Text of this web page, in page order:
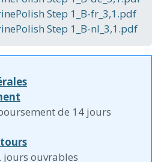
Step 1_B-fr_3,1.pdf
Step 1_B-nl_3,1.pdf
de 14 jours
jours ouvrables